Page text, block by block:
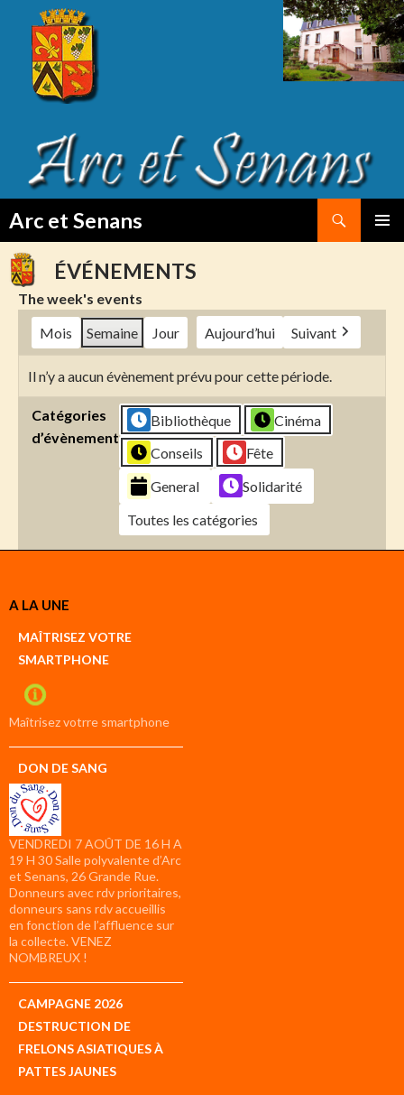
Arc et Senans
TO
CONTENTÉVÉNEMENTS
The week's events
Mois
Semaine Jour Aujourd’hui Suivant
Il n’y a aucun évènement prévu pour cette période.
Catégories
d’évènement
Bibliothèque
Cinéma
Conseils
Fête
General
Solidarité
Toutes les catégories
Créer
compte
compte
A LA UNE
MAÎTRISEZ VOTRE
SMARTPHONE
Maîtrisez votrre smartphone
DON DE SANG
VENDREDI 7 AOÛT DE 16 H A
19 H 30 Salle polyvalente d’Arc
et Senans, 26 Grande Rue.
Donneurs avec rdv prioritaires,
donneurs sans rdv accueillis
en fonction de l’affluence sur
la collecte. VENEZ
NOMBREUX !
CAMPAGNE 2026
DESTRUCTION DE
FRELONS ASIATIQUES À
PATTES JAUNES